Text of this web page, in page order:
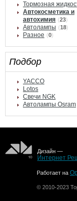
Тормозная
Автокосметика и
автохимия (23)
Автолампы (18)
Разное (0)
Подбор
YACCO
Lotos
Свечи NGK
Автолампы Osram
Дизайн —
Интернет
Работает на
© 2010-2023